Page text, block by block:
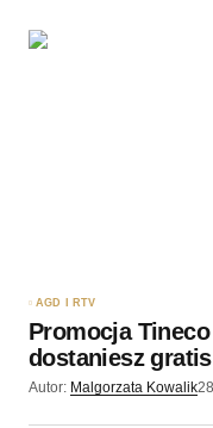
AGD I RTV
Promocja
dostaniesz gratis
Autor: Malgorzata Kowalik